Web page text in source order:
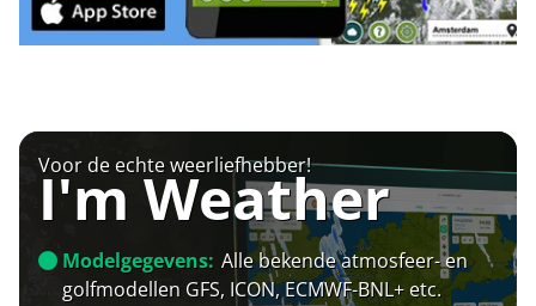
Voor de echte weerliefhebber!
I'm Weather
Modelgegevens: Alle bekende atmosfeer- en
golfmodellen GFS, ICON, ECMWF-BNL+ etc.